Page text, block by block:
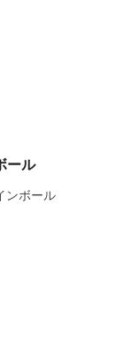
ール
ンボール